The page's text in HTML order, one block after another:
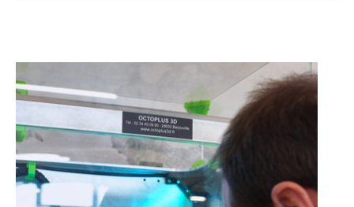
Lancer
son
activité
d’impression
3D